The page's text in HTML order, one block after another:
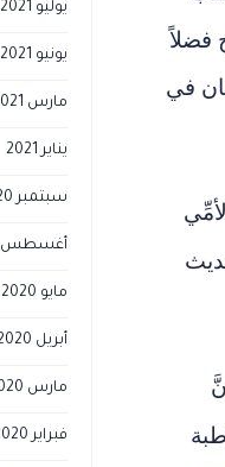
فضلاً
في
الأمِّي
يوليو 2021
يونيو 2021
مارس 2021
يناير 2021
سبتمبر 2020
أغسطس 2020
مايو 2020
أبريل 2020
مارس 2020
فبراير 2020